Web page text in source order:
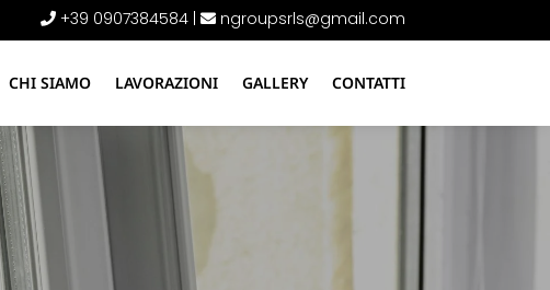
+39 0907384584| ngroupsrls@gmail.com
CHI SIAMO LAVORAZIONI GALLERY CONTATTI